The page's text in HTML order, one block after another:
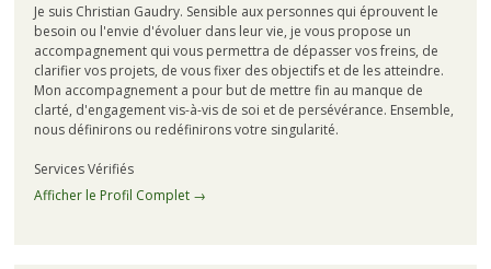
Je suis Christian Gaudry. Sensible aux personnes qui éprouvent le
besoin ou l'envie d'évoluer dans leur vie, je vous propose un
accompagnement qui vous permettra de dépasser vos freins, de
clarifier vos projets, de vous fixer des objectifs et de les atteindre.
Mon accompagnement a pour but de mettre fin au manque de
clarté, d'engagement vis-à-vis de soi et de persévérance. Ensemble,
nous définirons ou redéfinirons votre singularité.
Services Vérifiés
Afficher le Profil Complet →